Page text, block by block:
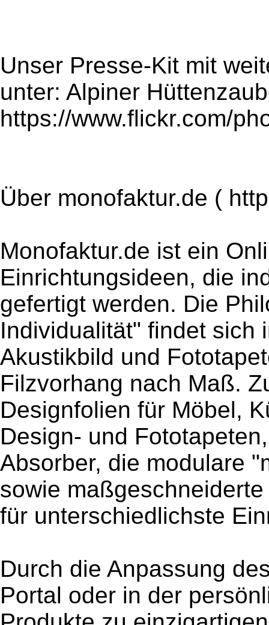
Unser Presse-Kit mit
unter: Alpiner
https://www.flickr.com/
Über monofaktur.de (
Monofaktur.de ist ein
Einrichtungsideen, die
gefertigt werden. Die
Individualität" findet sich
Akustikbild und
Filzvorhang nach Maß.
Designfolien für Möbel,
Design- und
Absorber, die modulare
sowie
für unterschiedlichste
Durch die Anpassung
Portal oder in der